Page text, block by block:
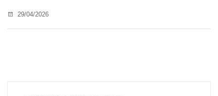
29/04/2026